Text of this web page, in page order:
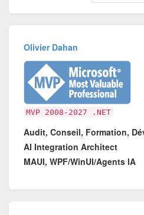
Olivier Dahan
MVP 2008-2027 .NET
Audit, Conseil, Formation,
AI Integration Architect
MAUI, WPF/WinUI/Agents IA